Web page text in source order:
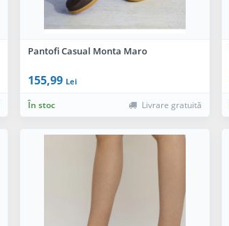
Pantofi Casual Monta Maro
155,99 Lei
În stoc Livrare gratuită